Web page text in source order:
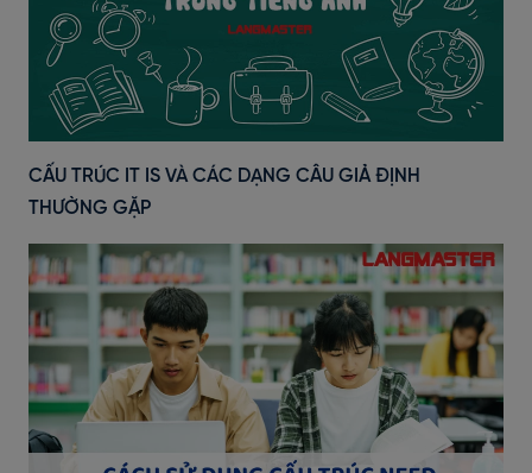
CẤU TRÚC IT IS VÀ CÁC DẠNG CÂU GIẢ ĐỊNH
THƯỜNG GẶP